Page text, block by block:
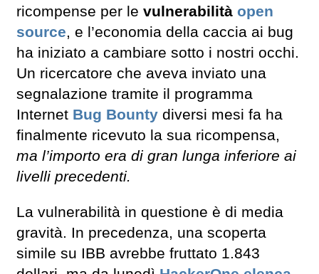
ricompense per le vulnerabilità open
source, e l’economia della caccia ai bug
ha iniziato a cambiare sotto i nostri occhi.
Un ricercatore che aveva inviato una
segnalazione tramite il programma
Internet Bug Bounty diversi mesi fa ha
finalmente ricevuto la sua ricompensa,
ma l’importo era di gran lunga inferiore ai
livelli precedenti.
La vulnerabilità in questione è di media
gravità. In precedenza, una scoperta
simile su IBB avrebbe fruttato 1.843